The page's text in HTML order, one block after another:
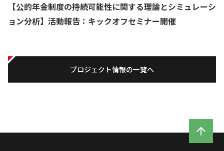
【公的年金制度の持続可能性に関する理論とシミュレーシ
ョン分析】活動報告：キックオフセミナー開催
プロジェクト情報の一覧へ